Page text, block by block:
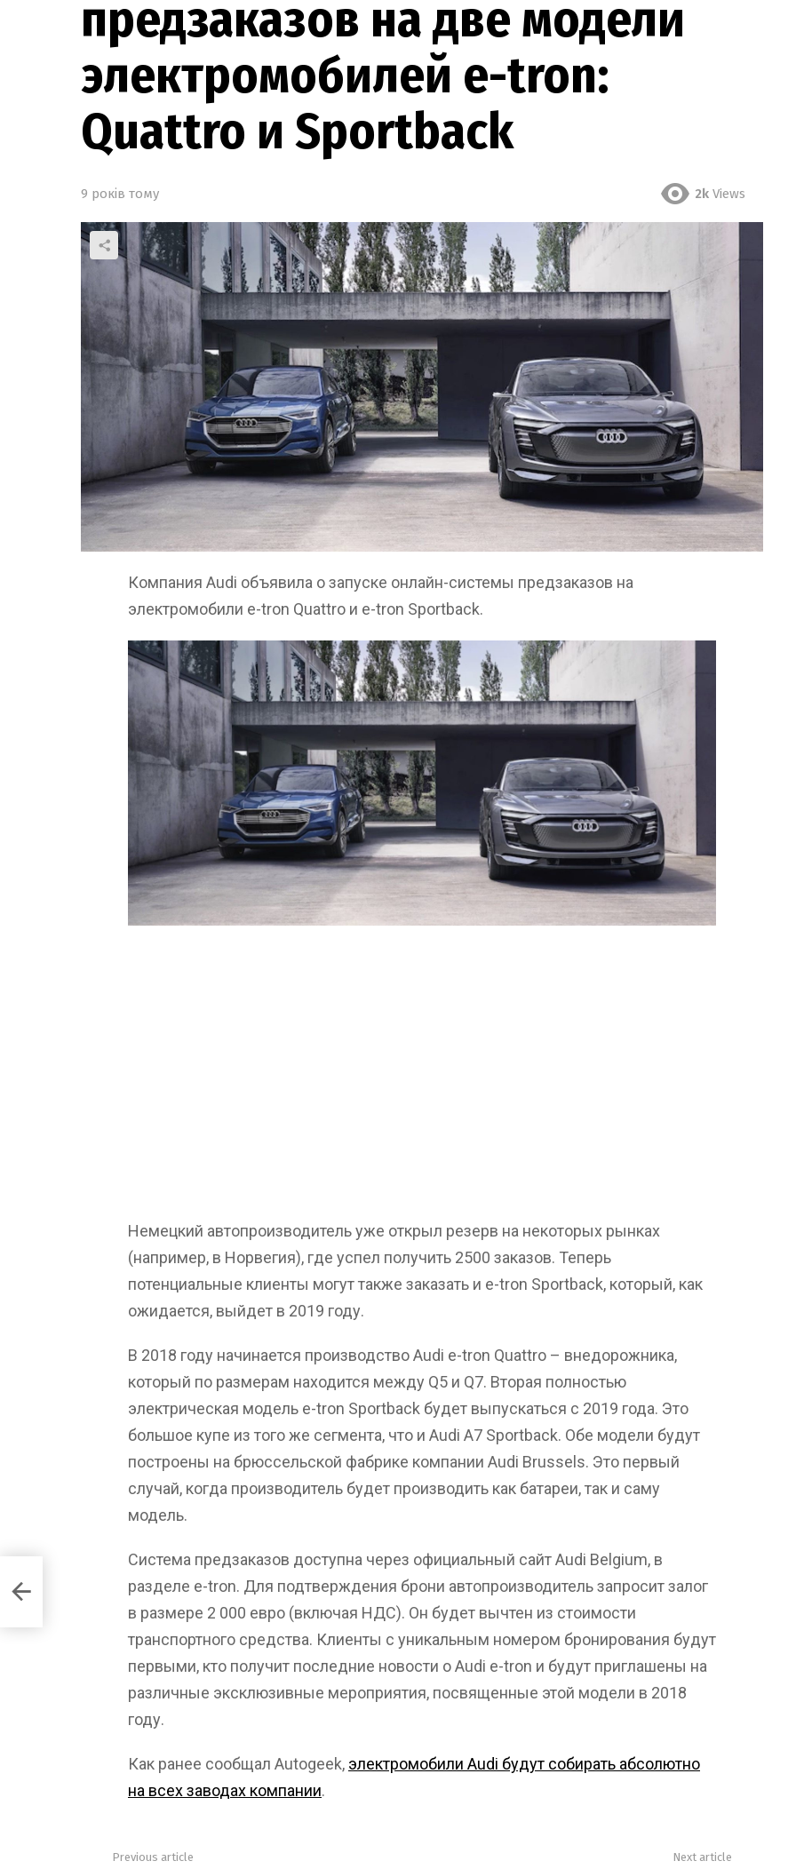
предзаказов на две модели
электромобилей e-tron:
Quattro и Sportback
9 років тому 2k Views
Компания Audi объявила о запуске онлайн-системы предзаказов на
электромобили e-tron Quattro и e-tron Sportback.
Немецкий автопроизводитель уже открыл резерв на некоторых рынках
(например, в Норвегия), где успел получить 2500 заказов. Теперь
потенциальные клиенты могут также заказать и e-tron Sportback, который, как
ожидается, выйдет в 2019 году.
В 2018 году начинается производство Audi e-tron Quattro – внедорожника,
который по размерам находится между Q5 и Q7. Вторая полностью
электрическая модель e-tron Sportback будет выпускаться с 2019 года. Это
большое купе из того же сегмента, что и Audi A7 Sportback. Обе модели будут
построены на брюссельской фабрике компании Audi Brussels. Это первый
случай, когда производитель будет производить как батареи, так и саму
модель.
Система предзаказов доступна через официальный сайт Audi Belgium, в
разделе e-tron. Для подтверждения брони автопроизводитель запросит залог
в размере 2 000 евро (включая НДС). Он будет вычтен из стоимости
транспортного средства. Клиенты с уникальным номером бронирования будут
первыми, кто получит последние новости о Audi e-tron и будут приглашены на
различные эксклюзивные мероприятия, посвященные этой модели в 2018
году.
Как ранее сообщал Autogeek, электромобили Audi будут собирать абсолютно
на всех заводах компании.
Previous article Next article